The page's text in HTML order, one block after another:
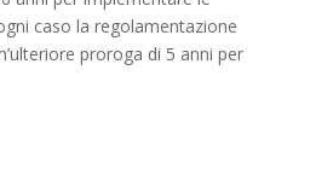
caso la regolamentazione
proroga di 5 anni per